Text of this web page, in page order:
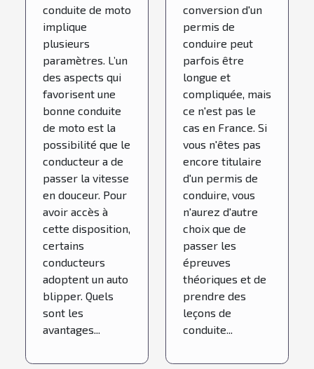
conduite de moto
implique
plusieurs
paramètres. L’un
des aspects qui
favorisent une
bonne conduite
de moto est la
possibilité que le
conducteur a de
passer la vitesse
en douceur. Pour
avoir accès à
cette disposition,
certains
conducteurs
adoptent un auto
blipper. Quels
sont les
avantages...
conversion d'un
permis de
conduire peut
parfois être
longue et
compliquée, mais
ce n'est pas le
cas en France. Si
vous n'êtes pas
encore titulaire
d'un permis de
conduire, vous
n'aurez d'autre
choix que de
passer les
épreuves
théoriques et de
prendre des
leçons de
conduite...